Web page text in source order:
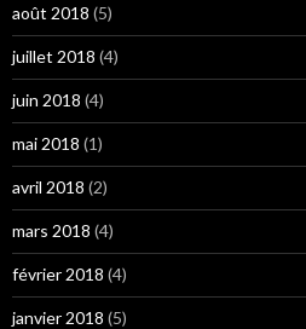
août 2018 (5)
juillet 2018 (4)
juin 2018 (4)
mai 2018 (1)
avril 2018 (2)
mars 2018 (4)
février 2018 (4)
janvier 2018 (5)